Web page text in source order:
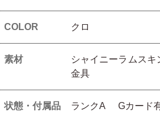
COLOR クロ
素材
シャイニーラムス
金具
状態・付属品 ランクA Gカード